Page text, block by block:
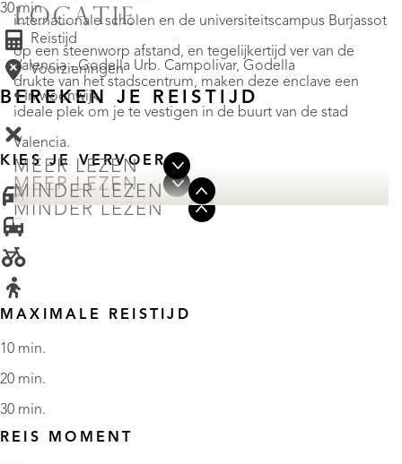
internationale scholen en de universiteitscampus Burjassot
op een steenworp afstand, en tegelijkertijd ver van de
drukte van het stadscentrum, maken deze enclave een
ideale plek om je te vestigen in de buurt van de stad
Valencia.
MEER LEZEN
MINDER LEZEN
LOCATIE
Valencia - Godella Urb. Campolivar, Godella
• In woonwijk
MEER LEZEN
MINDER LEZEN
30 min
Reistijd
Voorzieningen
BEREKEN JE REISTIJD
KIES JE VERVOER
MAXIMALE REISTIJD
10 min.
20 min.
30 min.
REIS MOMENT